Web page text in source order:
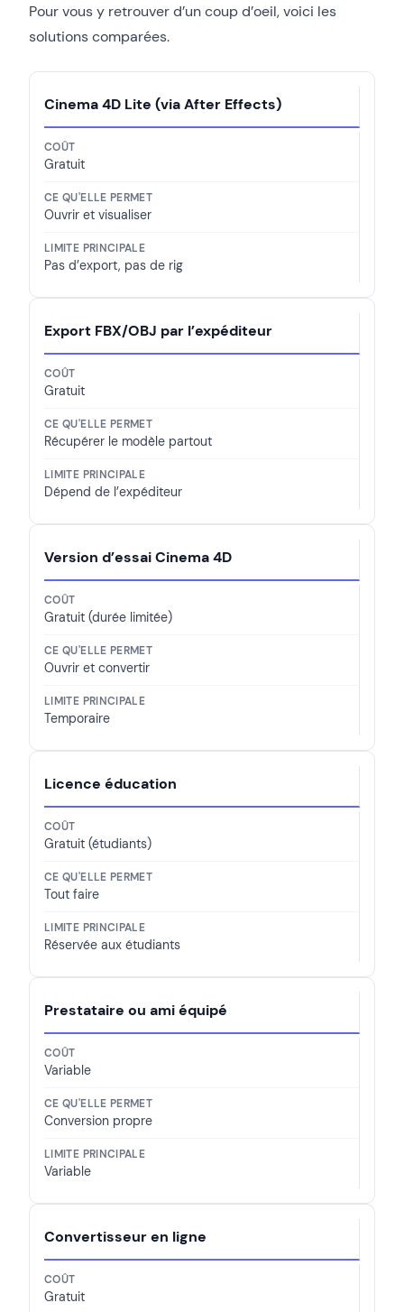
Pour vous y retrouver d’un coup d’oeil, voici les
solutions comparées.
Cinema 4D Lite (via After Effects)
Gratuit
Ouvrir et visualiser
Pas d’export, pas de rig
Export FBX/OBJ par l’expéditeur
Gratuit
Récupérer le modèle partout
Dépend de l’expéditeur
Version d’essai Cinema 4D
Gratuit (durée limitée)
Ouvrir et convertir
Temporaire
Licence éducation
Gratuit (étudiants)
Tout faire
Réservée aux étudiants
Prestataire ou ami équipé
Variable
Conversion propre
Variable
Convertisseur en ligne
Gratuit